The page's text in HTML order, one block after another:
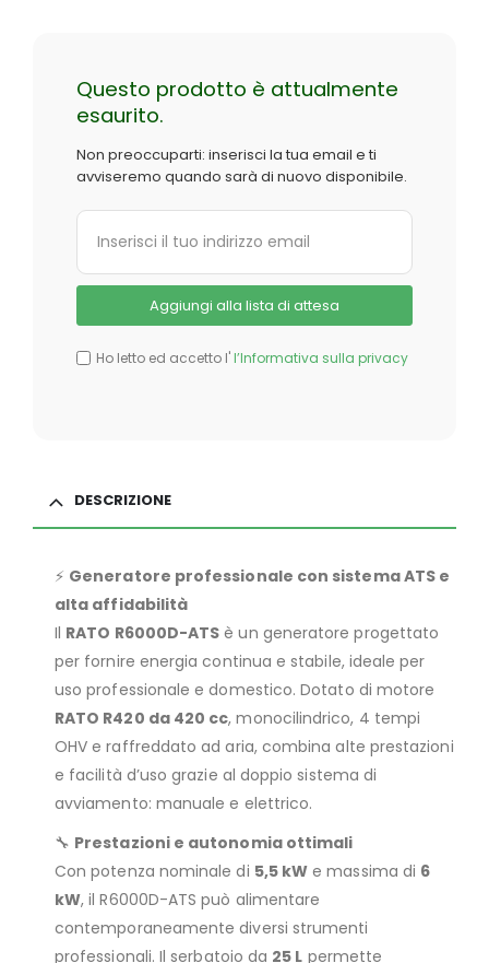
Questo prodotto è attualmente
esaurito.
Non preoccuparti: inserisci la tua email e ti
avviseremo quando sarà di nuovo disponibile.
Ho letto ed accetto l'l’Informativa sulla privacy
DESCRIZIONE
⚡ Generatore professionale con sistema ATS e
alta affidabilità
Il RATO R6000D-ATS è un generatore progettato
per fornire energia continua e stabile, ideale per
uso professionale e domestico. Dotato di motore
RATO R420 da 420 cc, monocilindrico, 4 tempi
OHV e raffreddato ad aria, combina alte prestazioni
e facilità d’uso grazie al doppio sistema di
avviamento: manuale e elettrico.
🔧 Prestazioni e autonomia ottimali
Con potenza nominale di 5,5 kW e massima di 6
kW, il R6000D-ATS può alimentare
contemporaneamente diversi strumenti
professionali. Il serbatoio da 25 L permette